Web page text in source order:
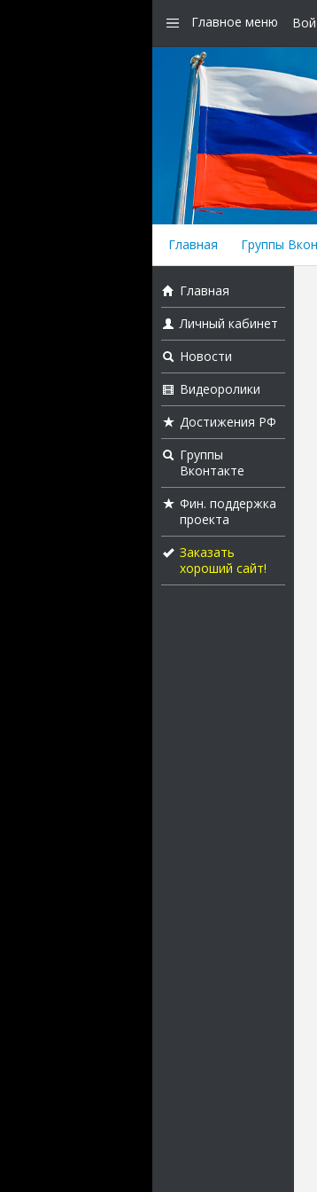
Главное меню
Главная Группы
Главная
Личный кабинет
Новости
Видеоролики
Достижения РФ
Группы
Вконтакте
Фин. поддержка
проекта
Заказать
хороший сайт!